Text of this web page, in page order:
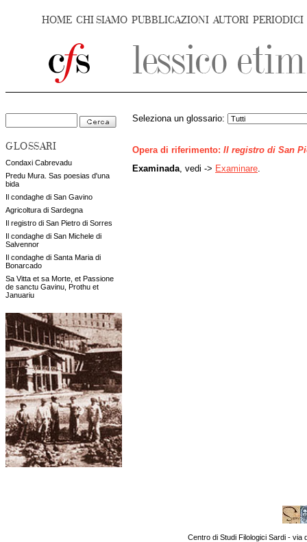
HOME CHI SIAMO PUBBLICAZIONI AUTORI PERIODICI
GLOSSARI
Condaxi Cabrevadu
Predu Mura. Sas poesias d'una
bida
Il condaghe di San Gavino
Agricoltura di Sardegna
Il registro di San Pietro di Sorres
Il condaghe di San Michele di
Salvennor
Il condaghe di Santa Maria di
Bonarcado
Sa Vitta et sa Morte, et Passione
de sanctu Gavinu, Prothu et
Januariu
Seleziona un glossario:
Opera di riferimento: Il registro di San
Examinada , vedi -> Examinare
Centro di Studi Filologici Sardi - via